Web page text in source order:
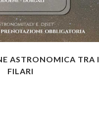
ASTRONOMICA TRA I
FILARI